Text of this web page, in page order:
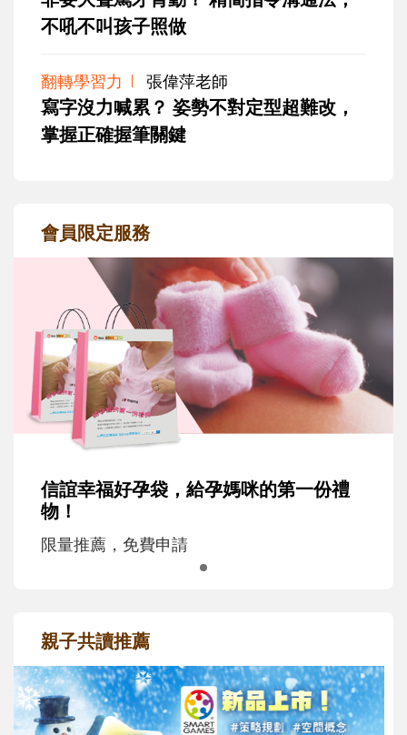
不吼不叫孩子照做
翻轉學習力 張偉萍老師
寫字沒力喊累？ 姿勢不對定型超難改，
掌握正確握筆關鍵
會員限定服務
信誼幸福好孕袋，給孕媽咪的第一份禮
物！
限量推薦，免費申請
親子共讀推薦